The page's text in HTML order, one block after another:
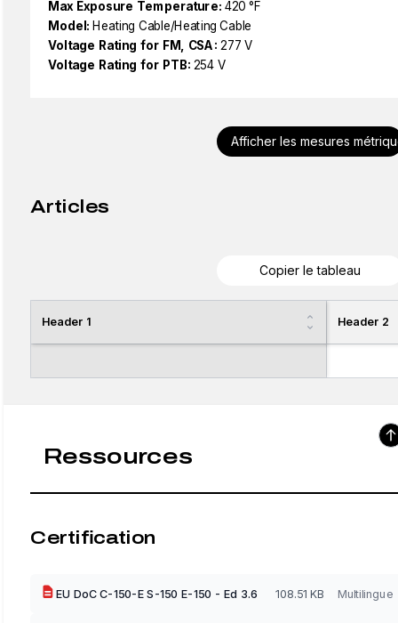
Max Exposure Temperature: 420 °F
Model: Heating Cable/Heating Cable
Voltage Rating for FM, CSA: 277 V
Voltage Rating for PTB: 254 V
Afficher les mesures
Articles
Copier le tableau
Header 1 Header 2
Ressources
Certification
EU DoC C-150-E S-150 E-150 - Ed 3.6 108.51 KB Multilingue